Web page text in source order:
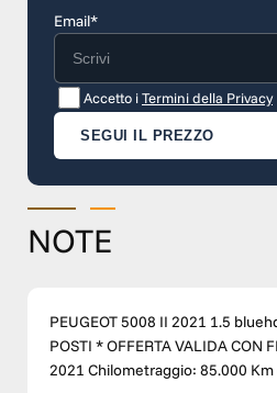
Email*
Accetto iTermini della Privacy
SEGUI IL PREZZO
NOTE
PEUGEOT 5008 II 2021 1.5
POSTI * OFFERTA VALIDA CON FINANZIAMENTO Anno:
2021 Chilometraggio: 85.000 Km (Certificato in fattura)